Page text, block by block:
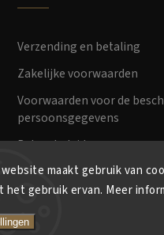
maakt gebruik van
het gebruik ervan. Meer
Verzending en betaling
Zakelijke voorwaarden
Voorwaarden voor de
persoonsgegevens
Retourbeleid